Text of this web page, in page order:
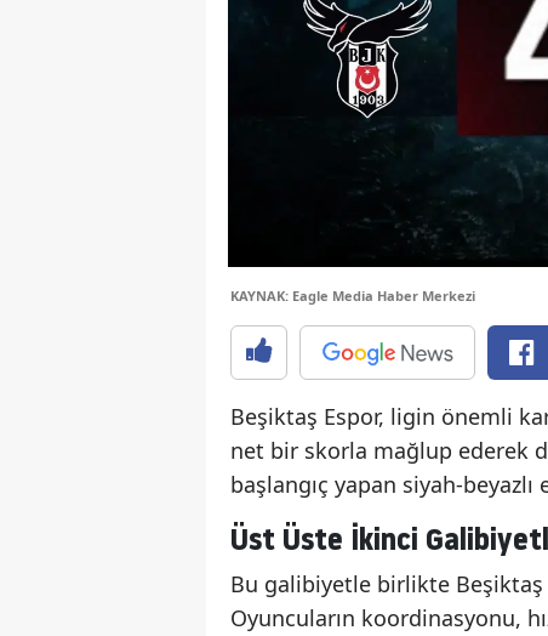
KAYNAK: Eagle Media Haber Merkezi
Beşiktaş Espor, ligin önemli
net bir skorla mağlup ederek
başlangıç yapan siyah-
Üst Üste İkinci
Bu galibiyetle birlikte
Oyuncuların koordinasyonu,